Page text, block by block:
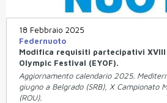
18 Febbraio 2025
Federnuoto
Modifica requisiti partecipativi XVIII
Olympic Festival (EYOF).
Aggiornamento calendario 2025.
giugno a Belgrado (SRB), X Campionato
(ROU).